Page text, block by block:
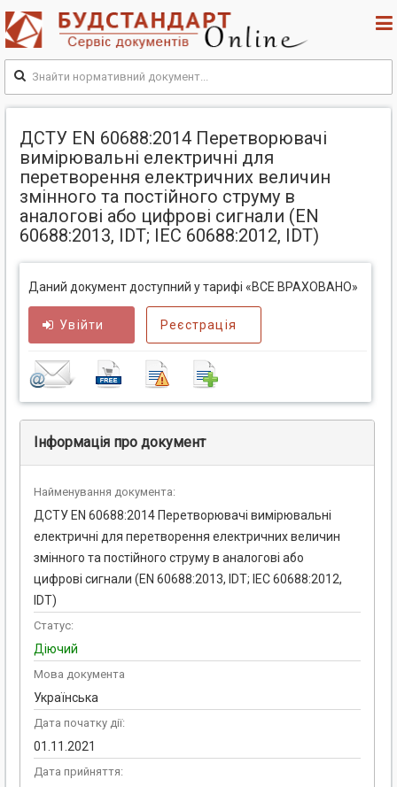
ДСТУ EN 60688:2014 Перетворювачі
вимірювальні електричні для
перетворення електричних величин
змінного та постійного струму в
аналогові або цифрові сигнали (EN
60688:2013, IDT; IEC 60688:2012, IDT)
Даний документ доступний у тарифі «ВСЕ ВРАХОВАНО»
Увійти Реєстрація
Інформація про документ
Найменування документа:
ДСТУ EN 60688:2014 Перетворювачі вимірювальні
електричні для перетворення електричних величин
змінного та постійного струму в аналогові або
цифрові сигнали (EN 60688:2013, IDT; IEC 60688:2012,
IDT)
Статус:
Діючий
Мова документа
Українська
Дата початку дії:
01.11.2021
Дата прийняття: